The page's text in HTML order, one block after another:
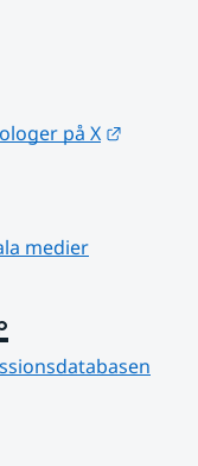
på X
medier